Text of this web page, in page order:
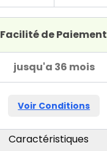
Facilité de Paiement
jusqu'a 36 mois
Voir Conditions
Caractéristiques